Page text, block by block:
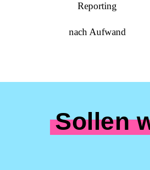
Reporting
nach Aufwand
Sollen